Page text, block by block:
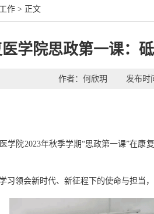
作 > 正文
学院思政第一课：
作者：何欣玥 发布时
学院2023年秋季学期“思政第一课”在康
习领会新时代、新征程下的使命与担当